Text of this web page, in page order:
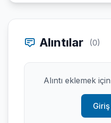
Alıntılar (0)
Alıntı eklemek